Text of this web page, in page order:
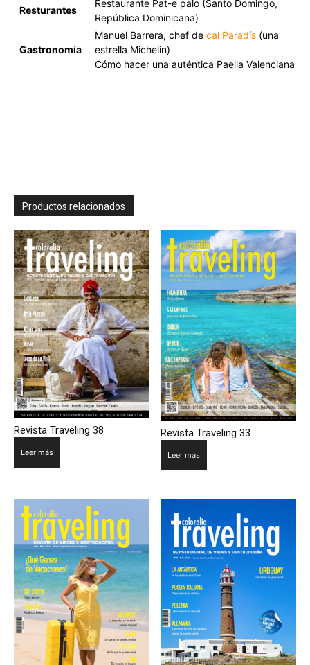
Resturantes
Restaurante Pat-e palo (Santo Domingo,
República Dominicana)
Gastronomía
Manuel Barrera, chef de cal Paradís (una
estrella Michelin)
Cómo hacer una auténtica Paella Valenciana
Productos relacionados
Revista Traveling 38
Leer más
Revista Traveling 33
Leer más